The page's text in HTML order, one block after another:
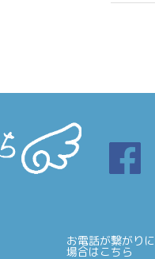
お電話が繋がり
場合はこちら